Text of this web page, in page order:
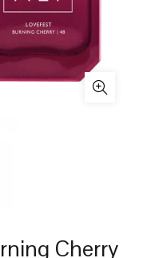
Cherry